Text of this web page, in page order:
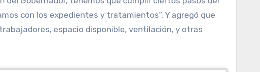
con los expedientes y tratamientos”. Y agregó que
espacio disponible, ventilación, y otras